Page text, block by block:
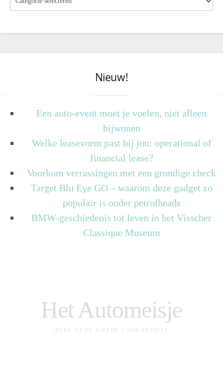
Nieuw!
Een auto-event moet je voelen, niet alleen
bijwonen
Welke leasevorm past bij jou: operational of
financial lease?
Voorkom verrassingen met een grondige check
Target Blu Eye GO – waarom deze gadget zo
populair is onder petrolheads
BMW-geschiedenis tot leven in het Visscher
Classique Museum
Het Automeisje
DEEL JIJ DE LIEFDE VOOR AUTO'S?